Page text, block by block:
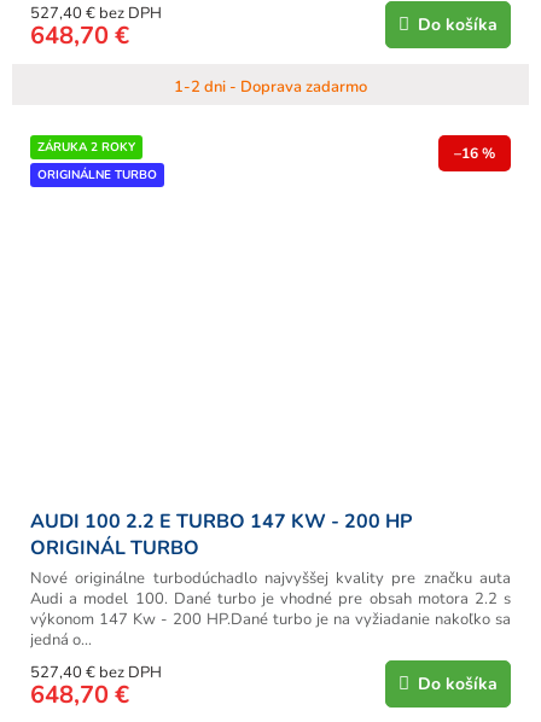
1-2 dni - Doprava zadarmo
527,40 € bez DPH
648,70 € Do košíka
ZÁRUKA 2 ROKY
ORIGINÁLNE TURBO
–16 %
AUDI 100 2.2 E TURBO 147 KW - 200 HP
ORIGINÁL TURBO
527,40 € bez DPH
648,70 € Do košíka
Nové originálne turbodúchadlo najvyššej kvality pre značku auta
Audi a model 100. Dané turbo je vhodné pre obsah motora 2.2 s
výkonom 147 Kw - 200 HP.Dané turbo je na vyžiadanie nakoľko sa
jedná o...